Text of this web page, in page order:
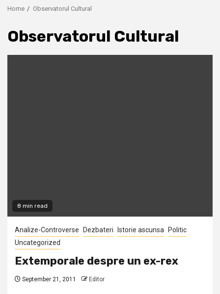
Home Observatorul Cultural
Observatorul Cultural
8 min read
Analize-Controverse Dezbateri Istorie ascunsa
Politic
Uncategorized
Extemporale despre un ex-rex
September 21, 2011 Editor